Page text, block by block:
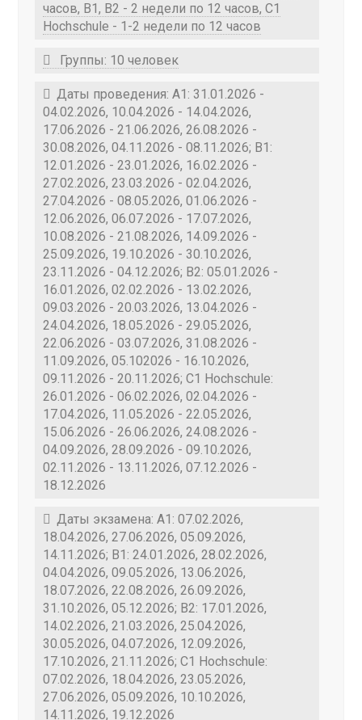
часов, В1, В2 - 2 недели по 12 часов, С1
Hochschule - 1-2 недели по 12 часов
Группы: 10 человек
Даты проведения: A1: 31.01.2026 -
04.02.2026, 10.04.2026 - 14.04.2026,
17.06.2026 - 21.06.2026, 26.08.2026 -
30.08.2026, 04.11.2026 - 08.11.2026; B1:
12.01.2026 - 23.01.2026, 16.02.2026 -
27.02.2026, 23.03.2026 - 02.04.2026,
27.04.2026 - 08.05.2026, 01.06.2026 -
12.06.2026, 06.07.2026 - 17.07.2026,
10.08.2026 - 21.08.2026, 14.09.2026 -
25.09.2026, 19.10.2026 - 30.10.2026,
23.11.2026 - 04.12.2026; B2: 05.01.2026 -
16.01.2026, 02.02.2026 - 13.02.2026,
09.03.2026 - 20.03.2026, 13.04.2026 -
24.04.2026, 18.05.2026 - 29.05.2026,
22.06.2026 - 03.07.2026, 31.08.2026 -
11.09.2026, 05.102026 - 16.10.2026,
09.11.2026 - 20.11.2026; С1 Hochschule:
26.01.2026 - 06.02.2026, 02.04.2026 -
17.04.2026, 11.05.2026 - 22.05.2026,
15.06.2026 - 26.06.2026, 24.08.2026 -
04.09.2026, 28.09.2026 - 09.10.2026,
02.11.2026 - 13.11.2026, 07.12.2026 -
18.12.2026
Даты экзамена: A1: 07.02.2026,
18.04.2026, 27.06.2026, 05.09.2026,
14.11.2026; B1: 24.01.2026, 28.02.2026,
04.04.2026, 09.05.2026, 13.06.2026,
18.07.2026, 22.08.2026, 26.09.2026,
31.10.2026, 05.12.2026; B2: 17.01.2026,
14.02.2026, 21.03.2026, 25.04.2026,
30.05.2026, 04.07.2026, 12.09.2026,
17.10.2026, 21.11.2026; С1 Hochschule:
07.02.2026, 18.04.2026, 23.05.2026,
27.06.2026, 05.09.2026, 10.10.2026,
14.11.2026, 19.12.2026